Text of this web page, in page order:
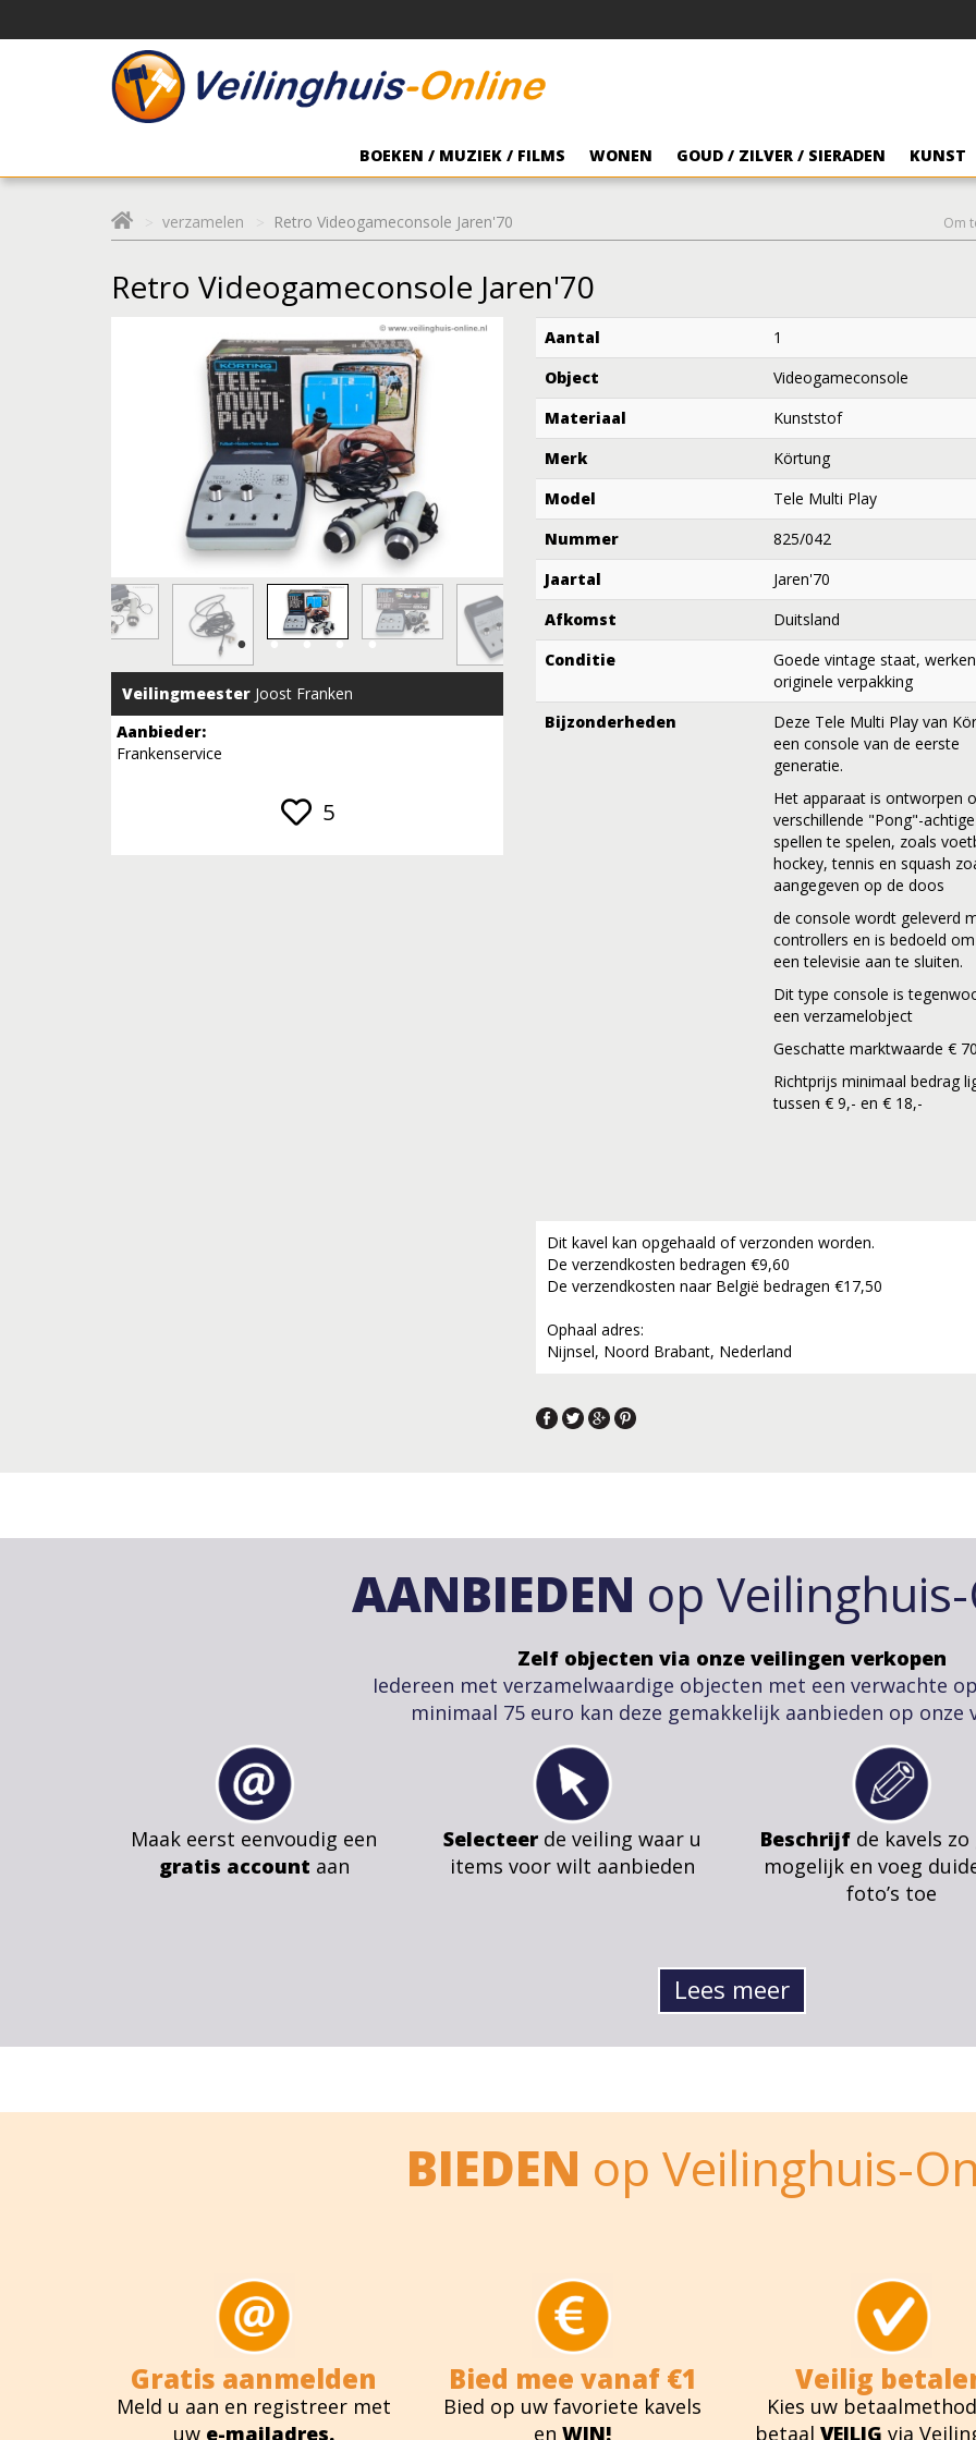
BOEKEN / MUZIEK / FILMS WONEN GOUD / ZILVER / SIERADEN KUNST
verzamelen Retro Videogameconsole Jaren'70 Om
Retro Videogameconsole Jaren'70
Veilingmeester Joost Franken
Aanbieder:
Frankenservice
5
Aantal
1
Object
Videogameconsole
Materiaal
Kunststof
Merk
Körtung
Model
Tele Multi Play
Nummer
825/042
Jaartal
Jaren'70
Afkomst
Duitsland
Conditie
Goede vintage staat,
originele verpakking
Bijzonderheden
Deze Tele Multi Play van
een console van de eerste
generatie.
Het apparaat is ontworpen
verschillende "Pong"-achtige
spellen te spelen, zoals
hockey, tennis en squash
aangegeven op de doos
de console wordt geleverd
controllers en is bedoeld
een televisie aan te sluiten.
Dit type console is
een verzamelobject
Geschatte marktwaarde €
Richtprijs minimaal bedrag
tussen € 9,- en € 18,-
Dit kavel kan opgehaald of verzonden worden.
De verzendkosten bedragen €9,60
De verzendkosten naar België bedragen €17,50
Ophaal adres:
Nijnsel, Noord Brabant, Nederland
AANBIEDEN op
Zelf objecten via onze veilingen verkopen
Iedereen met verzamelwaardige objecten met een verwachte
minimaal 75 euro kan deze gemakkelijk aanbieden op onze
Maak eerst eenvoudig een
gratis account aan
Selecteer de veiling waar u
items voor wilt aanbieden
Beschrijf de kavels zo
mogelijk en voeg
foto’s toe
Lees meer
BIEDEN op Veilinghuis-
Gratis aanmelden
Meld u aan en registreer met
uw e-mailadres.
Bied mee vanaf €1
Bied op uw favoriete kavels
enWIN!
Veilig
Kies uw
betaal VEILIG via